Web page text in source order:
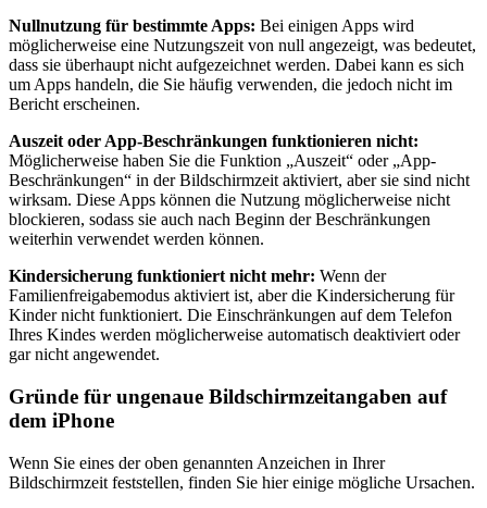
Nullnutzung für bestimmte Apps: Bei einigen Apps wird
möglicherweise eine Nutzungszeit von null angezeigt, was bedeutet,
dass sie überhaupt nicht aufgezeichnet werden. Dabei kann es sich
um Apps handeln, die Sie häufig verwenden, die jedoch nicht im
Bericht erscheinen.
Auszeit oder App-Beschränkungen funktionieren nicht:
Möglicherweise haben Sie die Funktion „Auszeit“ oder „App-
Beschränkungen“ in der Bildschirmzeit aktiviert, aber sie sind nicht
wirksam. Diese Apps können die Nutzung möglicherweise nicht
blockieren, sodass sie auch nach Beginn der Beschränkungen
weiterhin verwendet werden können.
Kindersicherung funktioniert nicht mehr: Wenn der
Familienfreigabemodus aktiviert ist, aber die Kindersicherung für
Kinder nicht funktioniert. Die Einschränkungen auf dem Telefon
Ihres Kindes werden möglicherweise automatisch deaktiviert oder
gar nicht angewendet.
Gründe für ungenaue Bildschirmzeitangaben auf
dem iPhone
Wenn Sie eines der oben genannten Anzeichen in Ihrer
Bildschirmzeit feststellen, finden Sie hier einige mögliche Ursachen.